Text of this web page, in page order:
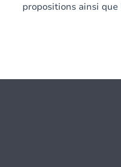
propositions ainsi